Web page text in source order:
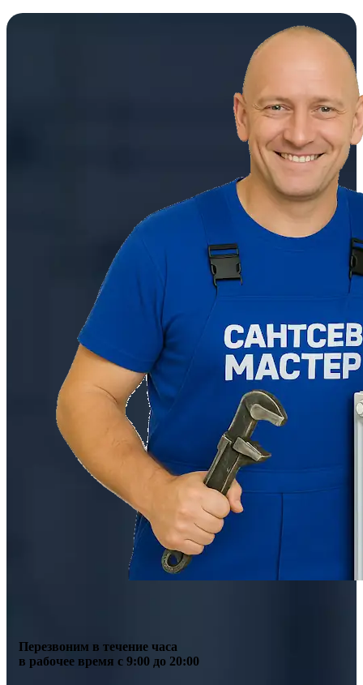
Перезвоним в течение часа
в рабочее время с 9:00 до 20:00